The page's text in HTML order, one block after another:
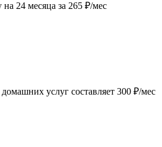
на 24 месяца за 265 ₽/мес
услуг составляет 300 ₽/мес